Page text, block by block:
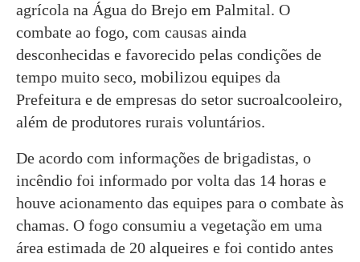
agrícola na Água do Brejo em Palmital. O
combate ao fogo, com causas ainda
desconhecidas e favorecido pelas condições de
tempo muito seco, mobilizou equipes da
Prefeitura e de empresas do setor sucroalcooleiro,
além de produtores rurais voluntários.
De acordo com informações de brigadistas, o
incêndio foi informado por volta das 14 horas e
houve acionamento das equipes para o combate às
chamas. O fogo consumiu a vegetação em uma
área estimada de 20 alqueires e foi contido antes